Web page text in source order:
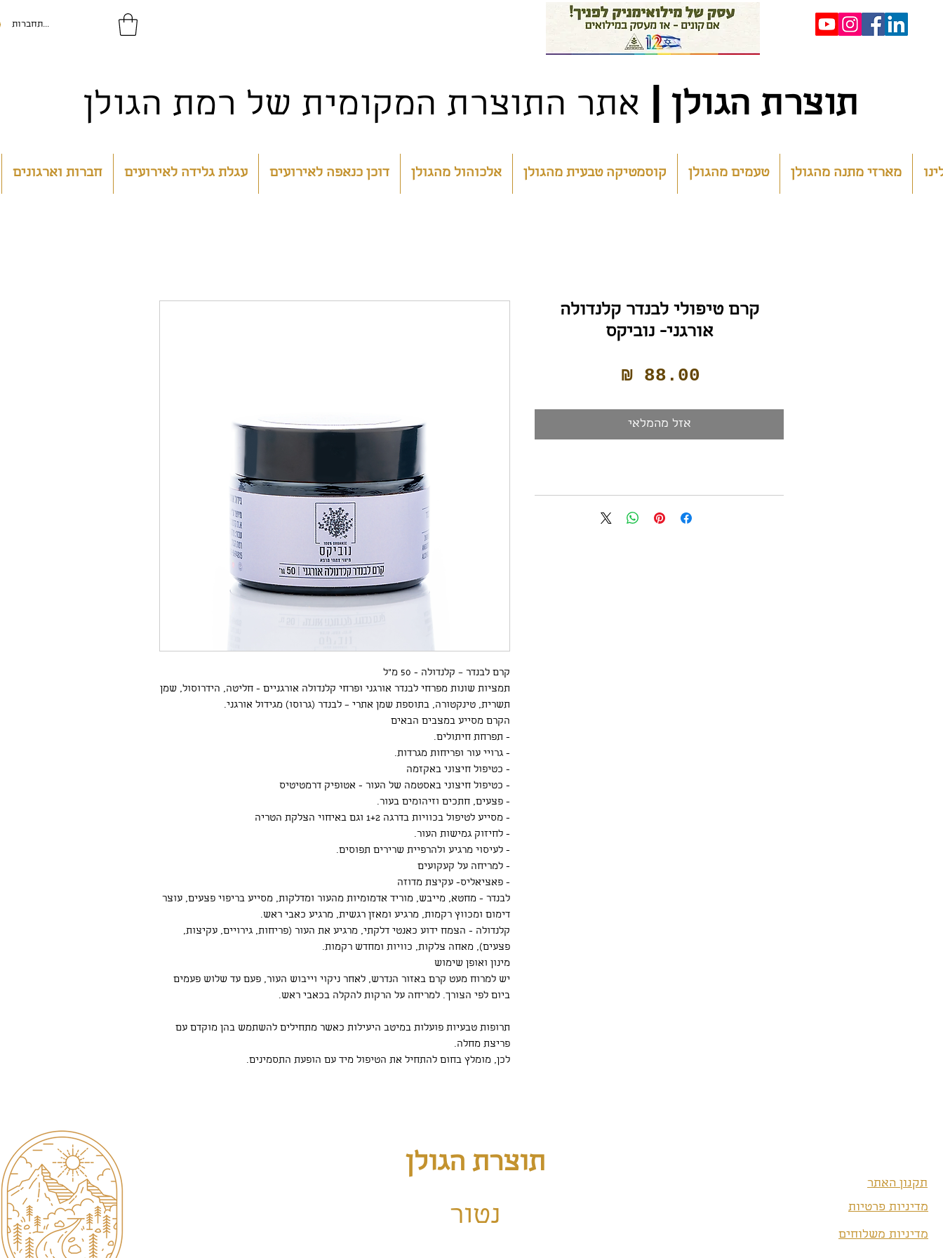
להתחברות
תוצרת הגולן אתר התוצרת המקומית של רמת הגולן
חברות וארגונים עגלת גלידה לאירועים דוכן כנאפה לאירועים אלכוהול מהגולן קוסמטיקה טבעית מהגולן טעמים מהגולן מארזי מתנה מהגולן
קרם לבנדר – קלנדולה - 50 מ״ל
תמציות שונות מפרחי לבנדר אורגני ופרחי קלנדולה אורגניים - חליטה, הידרוסול, שמן
תשרית, טינקטורה, בתוספת שמן אתרי – לבנדר (גרוסו) מגידול אורגני.
הקרם מסייע במצבים הבאים
- תפרחת חיתולים.
- גרויי עור ופריחות מגרדות.
- כטיפול חיצוני באקזמה
- כטיפול חיצוני באסטמה של העור - אטופיק דרמטיטיס
- פצעים, חתכים וזיהומים בעור.
- מסייע לטיפול בכוויות בדרגה 1+2 וגם באיחוי הצלקת הטריה
- לחיזוק גמישות העור.
- לעיסוי מרגיע ולהרפיית שרירים תפוסים.
- למריחה על קעקועים
- פאציאליס- עקיצת מדוזה
לבנדר - מחטא, מייבש, מוריד אדמומיות מהעור ומדלקות, מסייע בריפוי פצעים, עוצר
דימום ומכווץ רקמות, מרגיע ומאזן רגשית, מרגיע כאבי ראש.
קלנדולה - הצמח ידוע כאנטי דלקתי, מרגיע את העור (פריחות, גירויים, עקיצות,
פצעים), מאחה צלקות, כוויות ומחדש רקמות.
מינון ואופן שימוש
יש למרוח מעט קרם באזור הנדרש, לאחר ניקוי וייבוש העור, פעם עד שלוש פעמים
ביום לפי הצורך. למריחה על הרקות להקלה בכאבי ראש.
תרופות טבעיות פועלות במיטב היעילות כאשר מתחילים להשתמש בהן מוקדם עם
פריצת מחלה.
לכן, מומלץ בחום להתחיל את הטיפול מיד עם הופעת התסמינים.
קרם טיפולי לבנדר קלנדולה
אורגני- נוביקס
מחיר
אזל מהמלאי
תוצרת הגולן
נטור
תקנון האתר
מדיניות פרטיות
מדיניות משלוחים